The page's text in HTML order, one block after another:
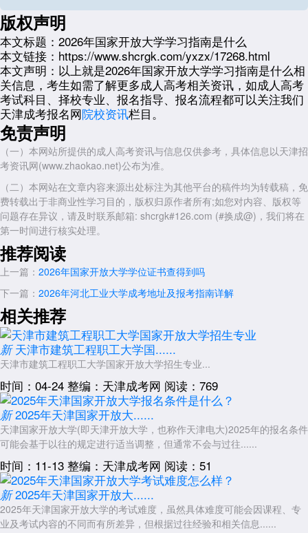
程的“考核说明”文件，清晰了解该课程的最终成绩构成比例(如平时作业
占30%、期末考试占70%等)，以便合理分配学习精力。
形成性考核：按时完成不拖延
形成性考核(即平时作业)是国家开放大学课程考核的重要组成部分，
通常在学期中分阶段发布。天津地区新生需特别注意每项作业的提交截止
日期，系统一般不支持逾期补交。作业形式包括在线选择题、简答题、小
组讨论及案例分析报告等。对于需要上传文件的作业，务必按照要求的格
式(如PDF或Word)和命名规则提交，避免因格式不符被退回。建议新生
在学期初将各科作业截止时间标注在手机日历中，设置提前三天提醒，以
防因工作繁忙而遗漏。
终结性考试：形式与地点
终结性考试即期末考试，通常在学期末集中进行。2026年天津地区
的考试形式仍分为两类：一类为纸质闭卷或开卷考试，需前往所在学习中
心指定的考点参加;另一类为网络机考，在天津开放大学各学习中心的标
准化机房完成。具体考试时间、地点及座位安排，需在考前两周登录学习
网“考试信息”栏目自行查询并打印准考证。新生须特别注意：每学期缺考
或不及格的课程，可在下一学期申请补考，但补考机会有限，且可能影响
毕业进度，应尽量争取一次通过。
毕业论文(设计)与答辩
对于专升本层次的学生，毕业学期须完成毕业论文(设计)并参加答
辩。天津地区的论文工作流程通常为：学期初公布选题范围，学生与指导
老师双向选择;之后进行开题报告撰写、初稿提交、中期检查、终稿查重
及答辩等环节。2026年天津开放大学将继续执行查重率(通常要求低于
30%)和格式规范的双重标准。建议学生提前与指导老师建立稳定的沟通
渠道(如微信或邮件)，每月至少主动汇报一次进展，避免在最后一个月突
击赶制论文。
学籍与毕业注意事项
天津地区新生还需留意以下学籍关键节点：每学期开学初需进行学籍
电子注册(在规定时间内缴纳学费后自动完成);如需休学或转专业，须在学
期开始前向学习中心提交书面申请;毕业图像采集通常在毕业前半年由学
校统一组织，错过采集将直接影响毕业证书制作。专升本学生若计划申请
学士学位，务必在入学后第一学期就了解学位英语考试时间及学位论文要
求，提前做好专项准备。
版权声明
本文标题： 2026年国家开放大学学习指南是什么
本文链接： https://www.shcrgk.com/yxzx/17268.html
本文声明： 以上就是2026年国家开放大学学习指南是什么相
关信息，考生如需了解更多成人高考相关资讯，如成人高考
考试科目、择校专业、报名指导、报名流程都可以关注我们
天津成考报名网院校资讯栏目。
免责声明
（一）本网站所提供的成人高考资讯与信息仅供参考，具体信息以天津招
考资讯网(www.zhaokao.net)公布为准。
（二）本网站在文章内容来源出处标注为其他平台的稿件均为转载稿，免
费转载出于非商业性学习目的，版权归原作者所有;如您对内容、版权等
问题存在异议，请及时联系邮箱: shcrgk#126.com (#换成@)，我们将在
第一时间进行核实处理。
推荐阅读
上一篇： 2026年国家开放大学学位证书查得到吗
下一篇： 2026年河北工业大学成考地址及报考指南详解
相关推荐
新 天津市建筑工程职工大学国......
天津市建筑工程职工大学国家开放大学招生专业...
时间：04-24 整编：天津成考网 阅读：769
新 2025年天津国家开放大......
天津国家开放大学(即天津开放大学，也称作天津电大)2025年的报名条件
可能会基于以往的规定进行适当调整，但通常不会与过往......
时间：11-13 整编：天津成考网 阅读：51
新 2025年天津国家开放大......
2025年天津国家开放大学的考试难度，虽然具体难度可能会因课程、专
业及考试内容的不同而有所差异，但根据过往经验和相关信息......